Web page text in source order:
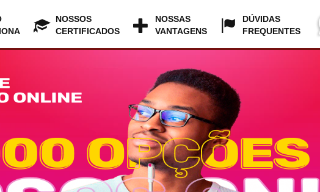
NOSSOS
CERTIFICADOS
NOSSAS
VANTAGENS
DÚVIDAS
FREQUENTES